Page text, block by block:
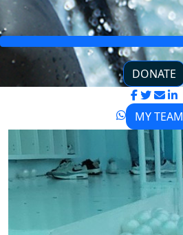
DONATE
MY TEAM